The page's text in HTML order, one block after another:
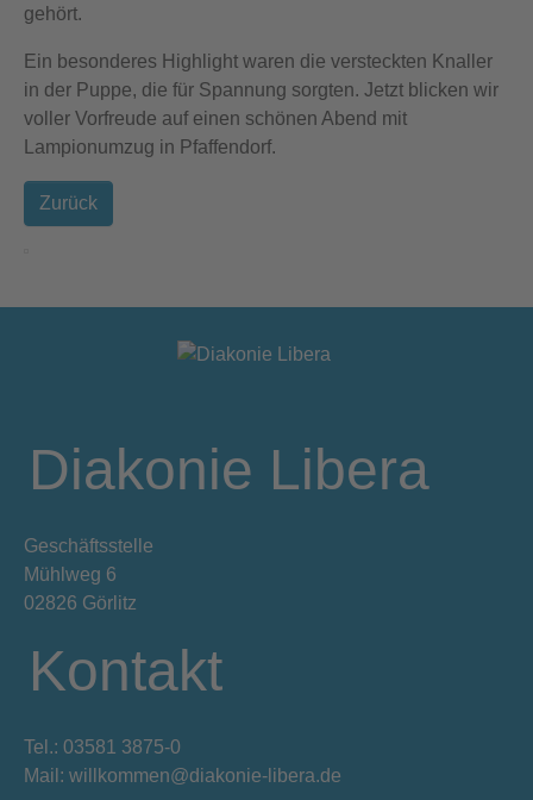
gehört.
Ein besonderes Highlight waren die versteckten Knaller
in der Puppe, die für Spannung sorgten. Jetzt blicken wir
voller Vorfreude auf einen schönen Abend mit
Lampionumzug in Pfaffendorf.
Zurück
Diakonie Libera
Geschäftsstelle
Mühlweg 6
02826 Görlitz
Kontakt
Tel.: 03581 3875-0
Mail: willkommen@diakonie-libera.de